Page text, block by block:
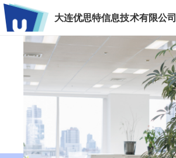
大连优思特信息技术有限公司